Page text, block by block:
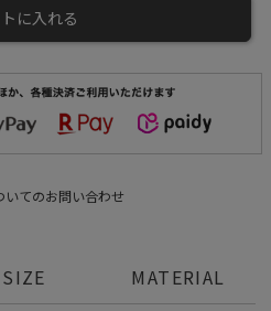
に入れる
いてのお問い合わせ
SIZE MATERIAL